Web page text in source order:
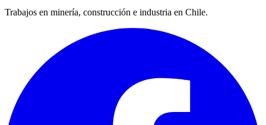
Trabajos en minería, construcción e industria en Chile.